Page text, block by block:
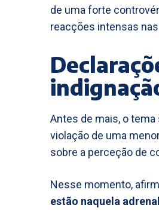
de uma forte
reacções intensas
Antes de mais, o
violação de uma
sobre a perceção de
Nesse momento,
estão naquela